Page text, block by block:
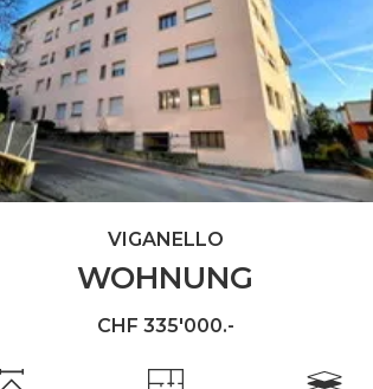
WOHNUNG
VIGANELLO
CHF 335'000.-